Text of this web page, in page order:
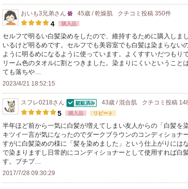
ま
す
り
登
録
さ
れ
ま
す
ン
バ
ー
に
お
気
り
登
録
さ
れ
ま
おいも3兄弟さん
25
人
以
上
ン
バ
ー
に
お
気
45歳 / 乾燥肌 クチコミ投稿 350件
4 購入品
セルフで明るい白髪染めをしたので、維持するために購入しま
いるけど明るめです。セルフでも美容室でも白髪は染まらない
ように明るめになるように使っています。よくすすいだつもり
リーム色のタオルに割とつきました。染まりにくいということ
ても落ちや…
2023/4/21 18:52:15
スフレ0218さん
認証済
43歳 / 混合肌 クチコミ投稿
5 購入品 リピート
半年ほど前から一気に白髪が増えてしまい友人からの「白髪を
キツイ一言が気になったのでダークブラウンのコンディショナ
すがに白髪染めの様に「髪を染めました」という仕上がりには
で染まりますし日常的にコンディショナーとして使用すれば白
す。プチプ…
2017/7/28 09:30:29